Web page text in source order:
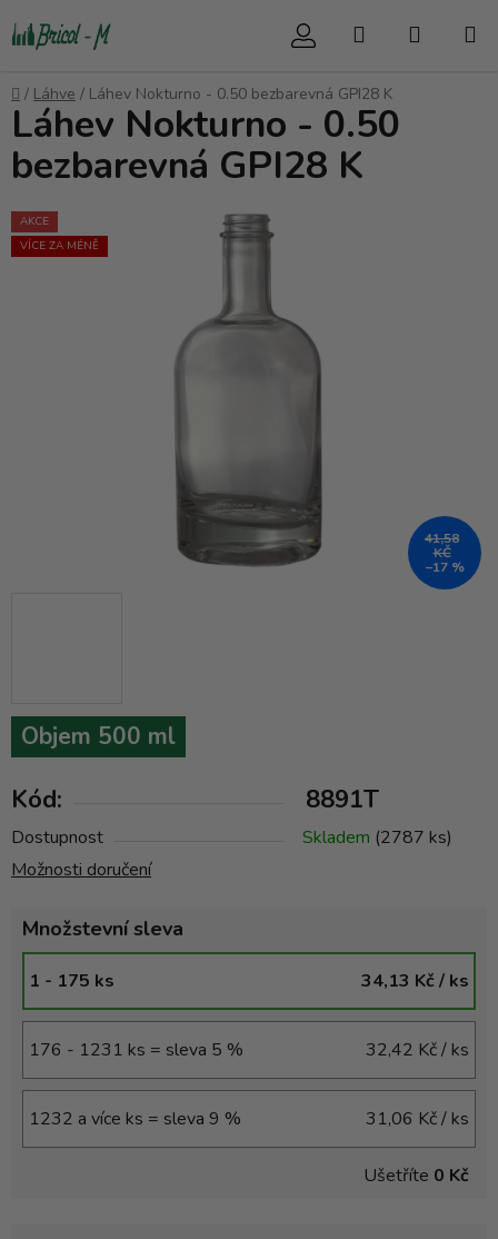
na
Hledat
Domů
/ Láhve / Láhev Nokturno - 0.50 bezbarevná GPI28 K
Objem 500 ml
Kód: 8891T
Dostupnost Skladem (2787 ks)
Možnosti doručení
Množstevní sleva
1 - 175 ks 34,13 Kč/ ks
176 - 1231 ks = sleva 5 % 32,42 Kč/ ks
1232 a více ks = sleva 9 % 31,06 Kč/ ks
Ušetříte 0 Kč
Láhev Nokturno - 0.50
bezbarevná GPI28 K
AKCE
VÍCE ZA MÉNĚ
41,58
KČ
–17 %